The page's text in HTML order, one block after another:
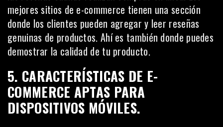
mejores sitios de e-commerce tienen una sección
donde los clientes pueden agregar y leer reseñas
genuinas de productos. Ahí es también donde puedes
demostrar la calidad de tu producto.
5. CARACTERÍSTICAS DE E-
COMMERCE APTAS PARA
DISPOSITIVOS MÓVILES.